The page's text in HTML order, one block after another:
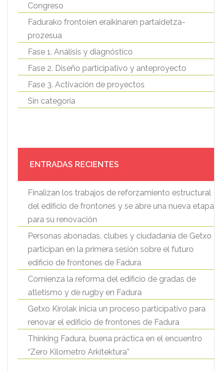
Congreso
Fadurako frontoien eraikinaren partaidetza-
prozesua
Fase 1. Análisis y diagnóstico
Fase 2. Diseño participativo y anteproyecto
Fase 3. Activación de proyectos
Sin categoría
ENTRADAS RECIENTES
Finalizan los trabajos de reforzamiento estructural
del edificio de frontones y se abre una nueva etapa
para su renovación
Personas abonadas, clubes y ciudadanía de Getxo
participan en la primera sesión sobre el futuro
edificio de frontones de Fadura
Comienza la reforma del edificio de gradas de
atletismo y de rugby en Fadura
Getxo Kirolak inicia un proceso participativo para
renovar el edificio de frontones de Fadura
Thinking Fadura, buena práctica en el encuentro
“Zero Kilometro Arkitektura”